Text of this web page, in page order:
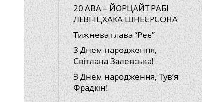
20 АВА – ЙОРЦАЙТ РАБІ
ЛЕВІ-ІЦХАКА ШНЕЄРСОНА
Тижнева глава “Рее”
З Днем народження,
Світлана Залевська!
З Днем народження, Тув’я
Фрадкін!